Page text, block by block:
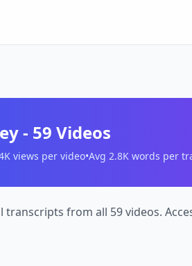
- 59 Videos
views per video•Avg 2.8K words per
transcripts from all 59 videos.